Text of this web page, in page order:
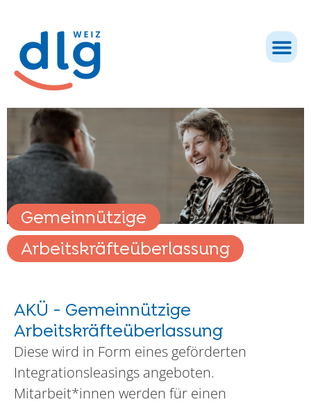
Gemeinnützige
Arbeitskräfteüberlassung
AKÜ - Gemeinnützige
Arbeitskräfteüberlassung
Diese wird in Form eines geförderten
Integrationsleasings angeboten.
Mitarbeit*innen werden für einen